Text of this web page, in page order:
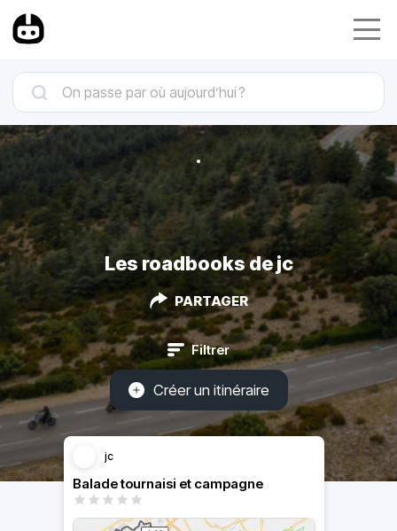
Les roadbooks de jc
PARTAGER
Filtrer
Créer un itinéraire
jc
Balade tournaisi et campagne